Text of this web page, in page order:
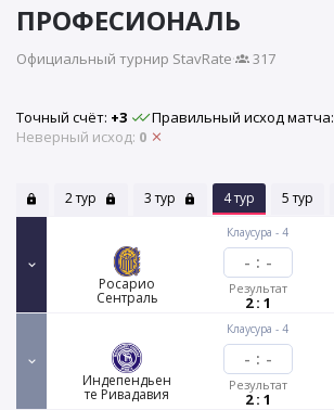
ПРОФЕСИОНАЛЬ
Официальный турнир StavRate·
317
Точный счёт: +3 Правильный исход матча:
Неверный исход: 0
2 тур 3 тур 4 тур 5 тур
Клаусура - 4
Росарио
Сентраль
- : -
Результат
2 : 1
Клаусура - 4
Индепендьен
те Ривадавия
- : -
Результат
2 : 1